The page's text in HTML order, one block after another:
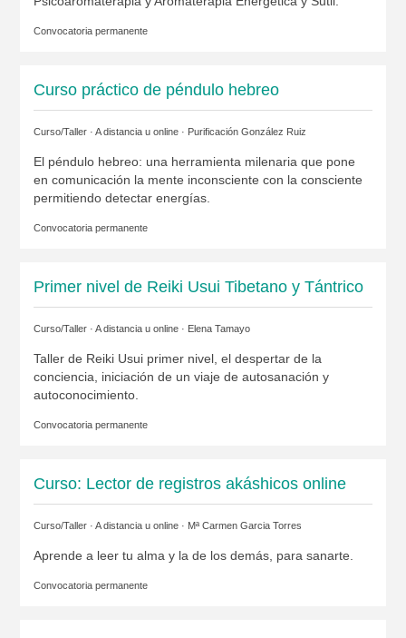
Convocatoria permanente
Curso práctico de péndulo hebreo
Curso/Taller · A distancia u online · Purificación González Ruiz
El péndulo hebreo: una herramienta milenaria que pone
en comunicación la mente inconsciente con la consciente
permitiendo detectar energías.
Convocatoria permanente
Primer nivel de Reiki Usui Tibetano y Tántrico
Curso/Taller · A distancia u online · Elena Tamayo
Taller de Reiki Usui primer nivel, el despertar de la
conciencia, iniciación de un viaje de autosanación y
autoconocimiento.
Convocatoria permanente
Curso: Lector de registros akáshicos online
Curso/Taller · A distancia u online · Mª Carmen Garcia Torres
Aprende a leer tu alma y la de los demás, para sanarte.
Convocatoria permanente